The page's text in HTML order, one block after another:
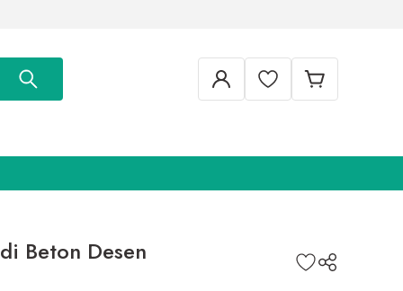
Beton Desen